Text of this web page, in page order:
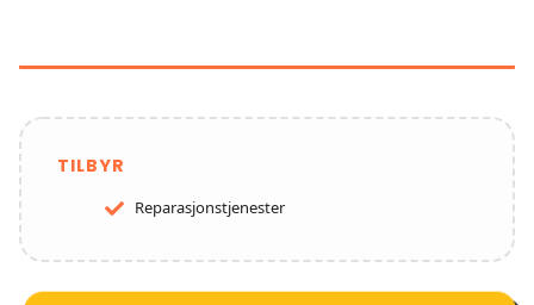
TILBYR
Reparasjonstjenester